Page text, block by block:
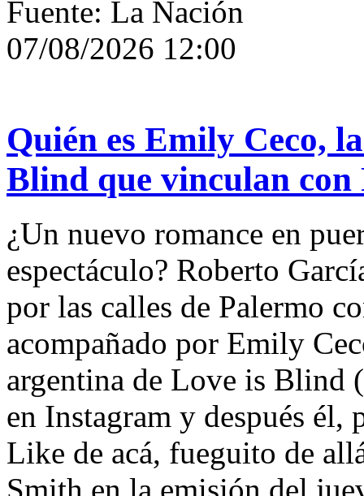
Fuente: La Nación
07/08/2026 12:00
Quién es Emily Ceco,
Blind que vinculan
¿Un nuevo romance en
espectáculo? Roberto
por las calles de Palermo
acompañado por Emily
argentina de Love is Blind
en Instagram y después
Like de acá, fueguito de